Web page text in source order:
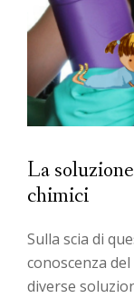
La
chimici
Sulla scia di
conoscenza
diverse